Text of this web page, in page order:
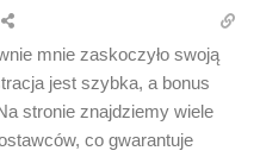
mnie zaskoczyło swoją
jest szybka, a bonus
stronie znajdziemy wiele
co gwarantuje